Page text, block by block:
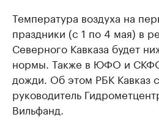
Температура воздуха на
праздники (с 1 по 4 мая) в
Северного Кавказа будет
нормы. Также в ЮФО и
дожди. Об этом РБК Кавказ
руководитель
Вильфанд.